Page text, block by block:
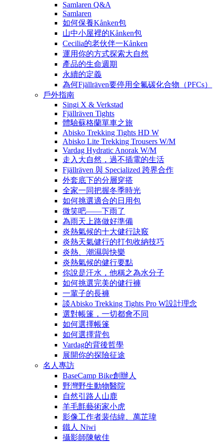
Samlaren Q&A
Samlaren
如何保養Kånken包
山中小屋裡的Kånken包
Cecilia的老伙伴一Kånken
運用你的方式探索大自然
產品的生命週期
永續的定義
為何Fjällräven要停用全氟碳化合物（PFCs）
戶外指南
Singi X & Verkstad
Fjällräven Tights
體驗蘇格蘭單車之旅
Abisko Trekking Tights HD W
Abisko Lite Trekking Trousers W/M
Vardag Hydratic Anorak W/M
走入大自然，過不插電的生活
Fjällräven 與 Specialized 跨界合作
外套底下的分層穿搭
全家一同把握冬季時光
如何挑選適合的日用包
微笑吧——下雨了
為雨天上路做好準備
炎熱氣候的十大健行訣竅
炎熱天氣健行的打包收納技巧
炎熱、潮濕與快樂
炎熱氣候的健行要點
你說是汗水，他稱之為水分子
如何挑選完美的健行褲
一輩子的長褲
談Abisko Trekking Tights Pro W設計理念
選對帳篷，一切都會不同
如何選擇帳篷
如何選擇背包
Vardag的背後哲學
展開你的探險征途
名人專訪
BaseCamp Bike創辦人
野灣野生動物醫院
自然引路人山鹿
羊毛氈藝術家小虎
影像工作者裴佶緯、萬芷瑋
鐵人 Niwi
攝影師陳敏佳